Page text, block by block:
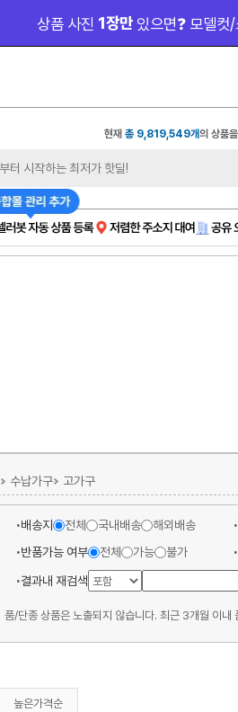
상품 사진 1장만 있으면❓ 모델컷
현재총 9,819,549개의 상품
수납가구 고가구
배송지 전체 국내배송 해외배송
반품가능 여부 전체 가능 불가
결과내 재검색
품/단종 상품은 노출되지 않습니다. 최근 3개월 이내
높은가격순